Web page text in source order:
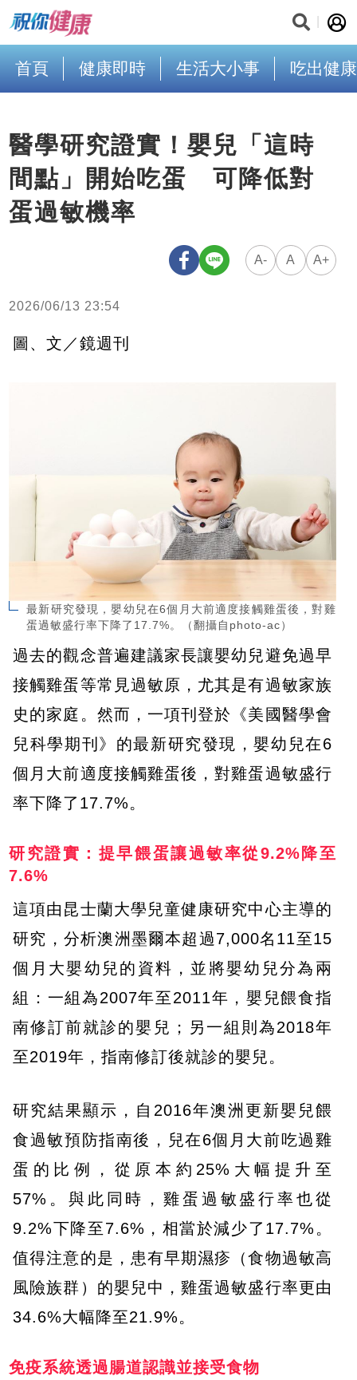
首頁 健康即時 生活大小事 吃出健康
醫學研究證實！嬰兒「這時
間點」開始吃蛋 可降低對
蛋過敏機率
A- A A+
2026/06/13 23:54
圖、文／鏡週刊
最新研究發現，嬰幼兒在6個月大前適度接觸雞蛋後，對雞
蛋過敏盛行率下降了17.7%。（翻攝自photo-ac）
過去的觀念普遍建議家長讓嬰幼兒避免過早
接觸雞蛋等常見過敏原，尤其是有過敏家族
史的家庭。然而，一項刊登於《美國醫學會
兒科學期刊》的最新研究發現，嬰幼兒在6
個月大前適度接觸雞蛋後，對雞蛋過敏盛行
率下降了17.7%。
研究證實：提早餵蛋讓過敏率從9.2%降至
7.6%
這項由昆士蘭大學兒童健康研究中心主導的
研究，分析澳洲墨爾本超過7,000名11至15
個月大嬰幼兒的資料，並將嬰幼兒分為兩
組：一組為2007年至2011年，嬰兒餵食指
南修訂前就診的嬰兒；另一組則為2018年
至2019年，指南修訂後就診的嬰兒。
研究結果顯示，自2016年澳洲更新嬰兒餵
食過敏預防指南後，兒在6個月大前吃過雞
蛋的比例，從原本約25%大幅提升至
57%。與此同時，雞蛋過敏盛行率也從
9.2%下降至7.6%，相當於減少了17.7%。
值得注意的是，患有早期濕疹（食物過敏高
風險族群）的嬰兒中，雞蛋過敏盛行率更由
34.6%大幅降至21.9%。
免疫系統透過腸道認識並接受食物